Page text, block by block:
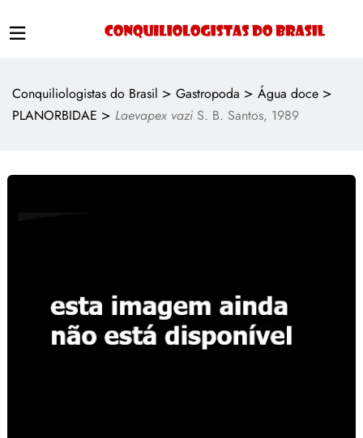
Conquiliologistas do Brasil > Gastropoda > Água doce >
PLANORBIDAE > Laevapex vazi S. B. Santos, 1989